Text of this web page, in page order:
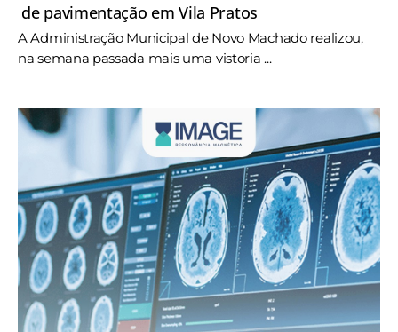
de pavimentação em Vila Pratos
A Administração Municipal de Novo Machado realizou,
na semana passada mais uma vistoria ...